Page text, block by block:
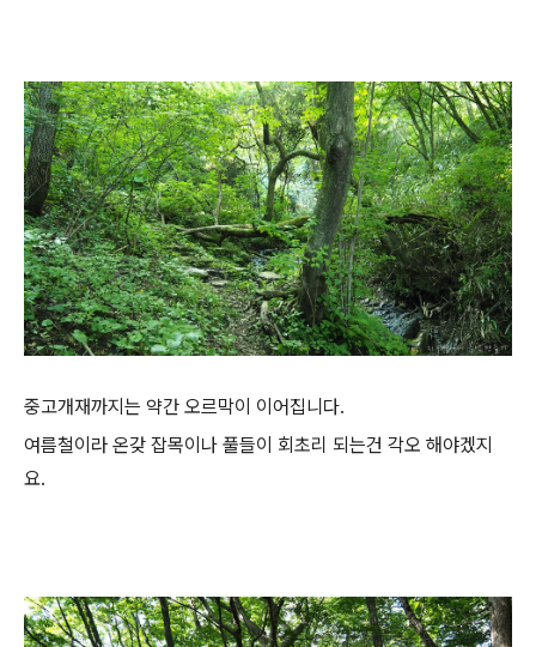
중고개재까지는 약간 오르막이 이어집니다.
여름철이라 온갖 잡목이나 풀들이 회초리 되는건 각오 해야겠지
요.